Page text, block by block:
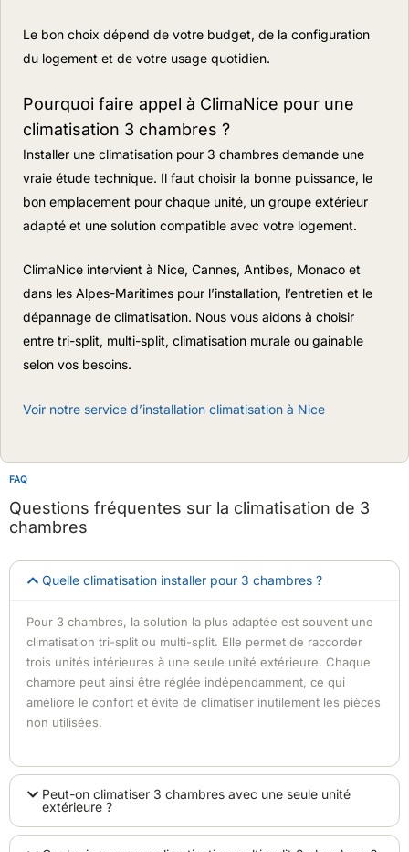
Le bon choix dépend de votre budget, de la configuration
du logement et de votre usage quotidien.
Pourquoi faire appel à ClimaNice pour une
climatisation 3 chambres ?
Installer une climatisation pour 3 chambres demande une
vraie étude technique. Il faut choisir la bonne puissance, le
bon emplacement pour chaque unité, un groupe extérieur
adapté et une solution compatible avec votre logement.
ClimaNice intervient à Nice, Cannes, Antibes, Monaco et
dans les Alpes-Maritimes pour l’installation, l’entretien et le
dépannage de climatisation. Nous vous aidons à choisir
entre tri-split, multi-split, climatisation murale ou gainable
selon vos besoins.
Voir notre service d’installation climatisation à Nice
FAQ
Questions fréquentes sur la climatisation de 3
chambres
Quelle climatisation installer pour 3 chambres ?
Pour 3 chambres, la solution la plus adaptée est souvent une
climatisation tri-split ou multi-split. Elle permet de raccorder
trois unités intérieures à une seule unité extérieure. Chaque
chambre peut ainsi être réglée indépendamment, ce qui
améliore le confort et évite de climatiser inutilement les pièces
non utilisées.
Peut-on climatiser 3 chambres avec une seule unité
extérieure ?